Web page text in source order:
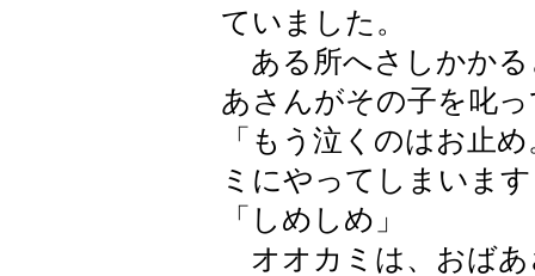
ていました。
ある所へさしかかる
あさんがその子を叱
「もう泣くのはお止
ミにやってしまいま
「しめしめ」
オオカミは、おばあ